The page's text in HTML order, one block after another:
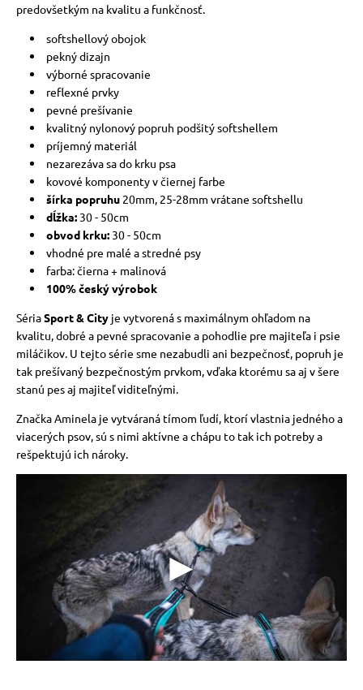
predovšetkým na kvalitu a funkčnosť.
softshellový obojok
pekný dizajn
výborné spracovanie
reflexné prvky
pevné prešívanie
kvalitný nylonový popruh podšitý softshellem
príjemný materiál
nezarezáva sa do krku psa
kovové komponenty v čiernej farbe
šírka popruhu 20mm, 25-28mm vrátane softshellu
dĺžka: 30 - 50cm
obvod krku: 30 - 50cm
vhodné pre malé a stredné psy
farba: čierna + malinová
100% český výrobok
SériaSport & Cityje vytvorená s maximálnym ohľadom na
kvalitu, dobré a pevné spracovanie a pohodlie pre majiteľa i psie
miláčikov. U tejto série sme nezabudli ani bezpečnosť, popruh je
tak prešívaný bezpečnostým prvkom, vďaka ktorému sa aj v šere
stanú pes aj majiteľ viditeľnými.
Značka Aminela je vytváraná tímom ľudí, ktorí vlastnia jedného a
viacerých psov, sú s nimi aktívne a chápu to tak ich potreby a
rešpektujú ich nároky.